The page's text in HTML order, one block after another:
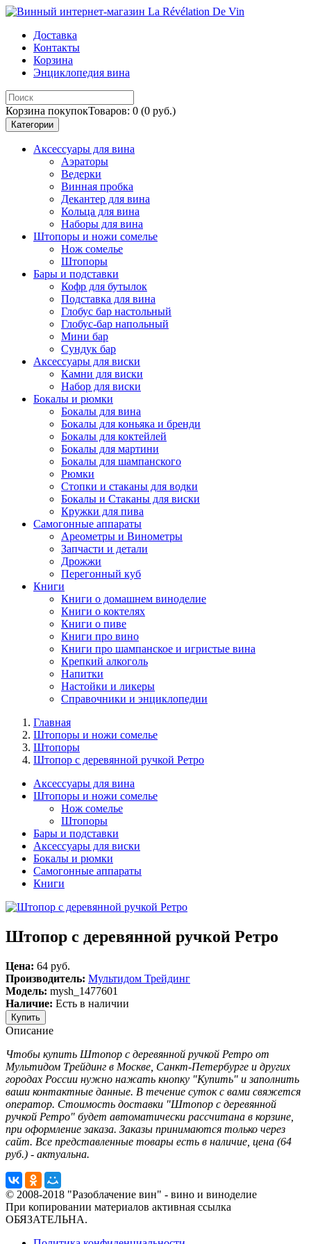
Доставка
Контакты
Корзина
Энциклопедия вина
Корзина покупокТоваров: 0 (0 руб.)
Категории
Аксессуары для вина
Аэраторы
Ведерки
Винная пробка
Декантер для вина
Кольца для вина
Наборы для вина
Штопоры и ножи сомелье
Нож сомелье
Штопоры
Бары и подставки
Кофр для бутылок
Подставка для вина
Глобус бар настольный
Глобус-бар напольный
Мини бар
Сундук бар
Аксессуары для виски
Камни для виски
Набор для виски
Бокалы и рюмки
Бокалы для вина
Бокалы для коньяка и бренди
Бокалы для коктейлей
Бокалы для мартини
Бокалы для шампанского
Рюмки
Стопки и стаканы для водки
Бокалы и Стаканы для виски
Кружки для пива
Самогонные аппараты
Ареометры и Винометры
Запчасти и детали
Дрожжи
Перегонный куб
Книги
Книги о домашнем виноделие
Книги о коктелях
Книги о пиве
Книги про вино
Книги про шампанское и игристые вина
Крепкий алкоголь
Напитки
Настойки и ликеры
Справочники и энциклопедии
Главная
Штопоры и ножи сомелье
Штопоры
Штопор с деревянной ручкой Ретро
Аксессуары для вина
Штопоры и ножи сомелье
Нож сомелье
Штопоры
Бары и подставки
Аксессуары для виски
Бокалы и рюмки
Самогонные аппараты
Книги
Штопор с деревянной ручкой Ретро
Цена: 64 руб.
Производитель: Мультидом Трейдинг
Модель: mysh_1477601
Наличие: Есть в наличии
Описание
Чтобы купить Штопор с деревянной ручкой Ретро от
Мультидом Трейдинг в Москве, Санкт-Петербурге и других
городах России нужно нажать кнопку "Купить" и заполнить
ваши контактные данные. В течение суток с вами свяжется
оператор. Стоимость доставки "Штопор с деревянной
ручкой Ретро" будет автоматически рассчитана в корзине,
при оформление заказа. Заказы принимаются только через
сайт. Все представленные товары есть в наличие, цена (64
руб.) - актуальна.
© 2008-2018 "Разоблачение вин" - вино и виноделие
При копировании материалов активная ссылка
ОБЯЗАТЕЛЬНА.